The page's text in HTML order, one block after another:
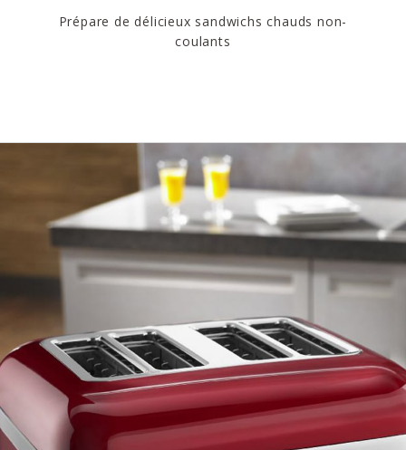
Prépare de délicieux sandwichs chauds non-
coulants